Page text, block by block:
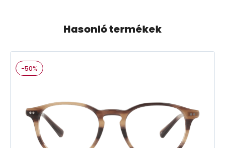
Hasonló termékek
-50%